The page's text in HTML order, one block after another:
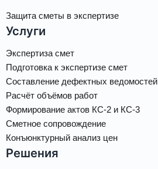
Защита сметы в экспертизе
Услуги
Экспертиза смет
Подготовка к экспертизе смет
Составление дефектных ведомостей
Расчёт объёмов работ
Формирование актов КС-2 и КС-3
Сметное сопровождение
Конъюнктурный анализ цен
Решения